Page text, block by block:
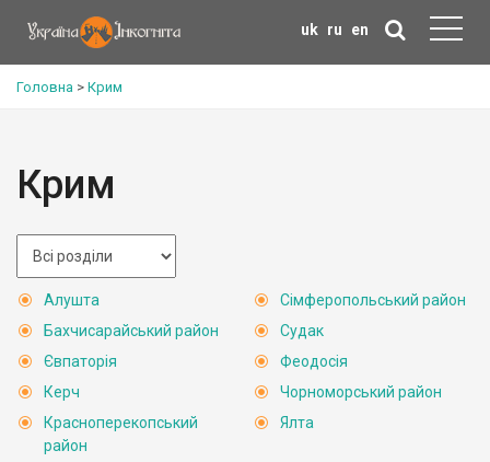
uk ru en
Головна > Крим
Крим
Алушта
Бахчисарайський район
Євпаторія
Керч
Красноперекопський
район
Сімферопольський район
Судак
Феодосія
Чорноморський район
Ялта